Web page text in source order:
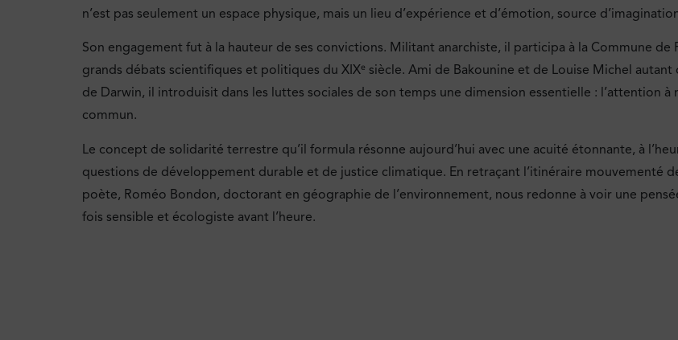
n’est pas seulement un espace physique, mais un lieu d’expérience et d’émotion, source
Son engagement fut à la hauteur de ses convictions. Militant anarchiste, il participa à la Commune de
grands débats scientifiques et politiques du XIXᵉ siècle. Ami de Bakounine et de Louise Michel
de Darwin, il introduisit dans les luttes sociales de son temps une dimension essentielle : l’attention
commun.
Le concept de solidarité terrestre qu’il formula résonne aujourd’hui avec une acuité étonnante, à
questions de développement durable et de justice climatique. En retraçant l’itinéraire mouvementé
poète, Roméo Bondon, doctorant en géographie de l’environnement, nous redonne à voir une
fois sensible et écologiste avant l’heure.